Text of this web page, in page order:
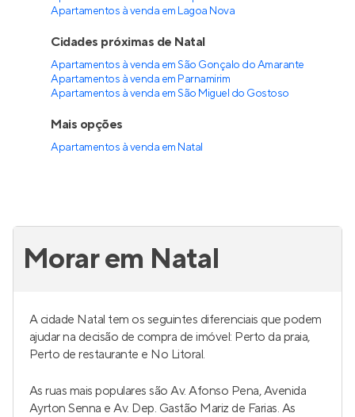
Apartamentos à venda em Lagoa Nova
Cidades próximas de Natal
Apartamentos à venda em São Gonçalo do Amarante
Apartamentos à venda em Parnamirim
Apartamentos à venda em São Miguel do Gostoso
Mais opções
Apartamentos à venda em Natal
Morar em Natal
A cidade Natal tem os seguintes diferenciais que podem
ajudar na decisão de compra de imóvel: Perto da praia,
Perto de restaurante e No Litoral.
As ruas mais populares são Av. Afonso Pena, Avenida
Ayrton Senna e Av. Dep. Gastão Mariz de Farias. As